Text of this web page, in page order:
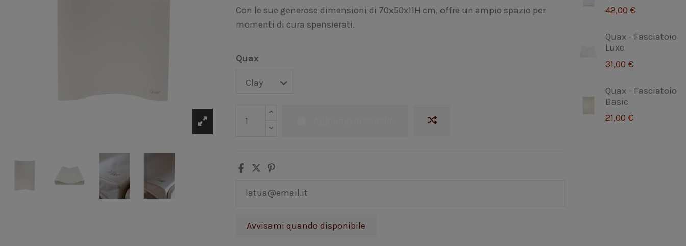
Con le sue generose dimensioni di 70x50x11H cm, offre un ampio spazio per
momenti di cura spensierati.
Quax
42,00 €
Quax - Fasciatoio
Luxe
31,00 €
Quax - Fasciatoio
Basic
21,00 €